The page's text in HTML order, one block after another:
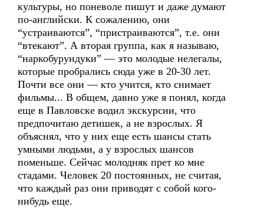
культуры, но поневоле пишут и даже думают
по-английски. К сожалению, они
“устраиваются”, “пристраиваются”, т.е. они
“втекают”. А вторая группа, как я называю,
“наркобурундуки” — это молодые нелегалы,
которые пробрались сюда уже в 20-30 лет.
Почти все они — кто учится, кто снимает
фильмы... В общем, давно уже я понял, когда
еще в Павловске водил экскурсии, что
предпочитаю детишек, а не взрослых. Я
объяснял, что у них еще есть шансы стать
умными людьми, а у взрослых шансов
поменьше. Сейчас молодняк прет ко мне
стадами. Человек 20 постоянных, не считая,
что каждый раз они приводят с собой кого-
нибудь еще.